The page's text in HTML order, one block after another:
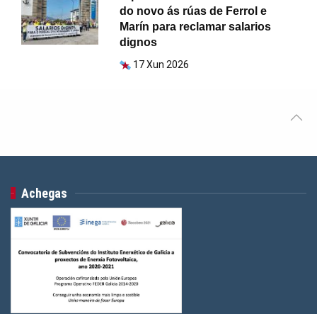
do novo ás rúas de Ferrol e
Marín para reclamar salarios
dignos
17 Xun 2026
Achegas